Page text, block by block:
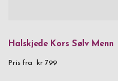
Halskjede Kors Sølv Menn
Pris fra kr 799